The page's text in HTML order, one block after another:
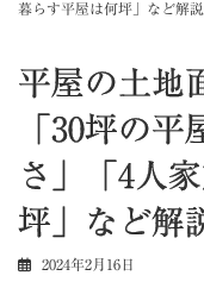
暮らす平屋は何坪」など解説
平屋の土地
「30坪の
さ」「4人
坪」など解
2024年2月16日